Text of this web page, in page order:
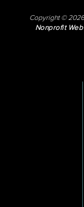
Copyright ©
Nonprofit